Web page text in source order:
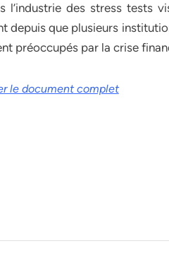
l’industrie des stress tests
depuis que plusieurs
préoccupés par la crise
le document complet